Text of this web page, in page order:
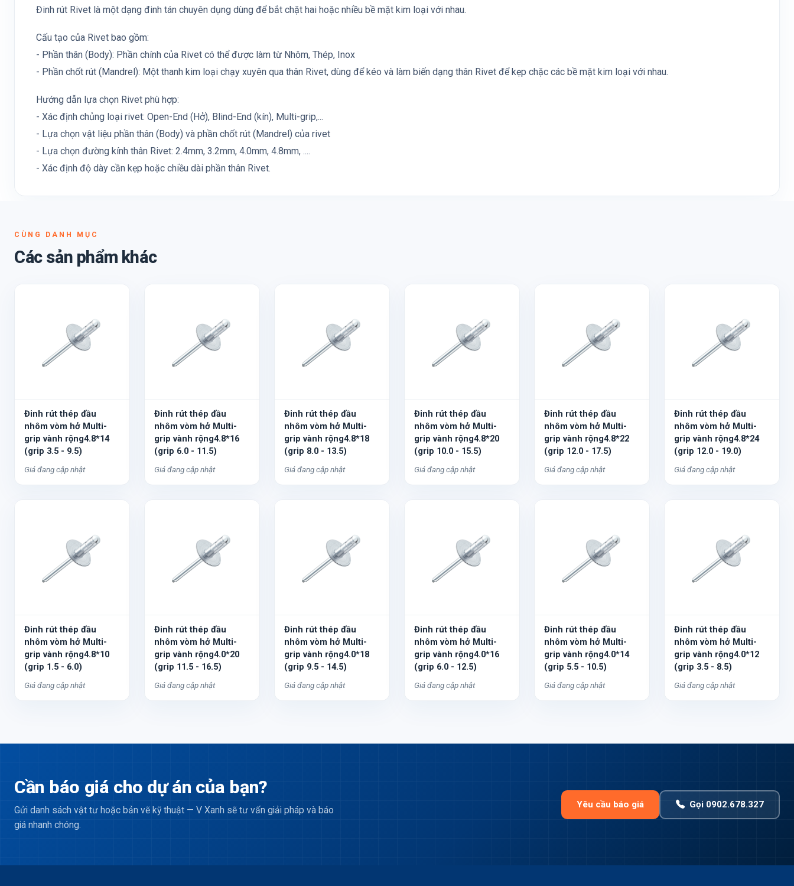
Đinh rút Rivet là một dạng đinh tán chuyên dụng dùng để bắt chặt hai hoặc nhiều bề mặt kim loại với nhau.
Cấu tạo của Rivet bao gồm:
- Phần thân (Body): Phần chính của Rivet có thể được làm từ Nhôm, Thép, Inox
- Phần chốt rút (Mandrel): Một thanh kim loại chạy xuyên qua thân Rivet, dùng để kéo và làm biến dạng thân Rivet để kẹp chặc các bề mặt kim loại với nhau.
Hướng dẫn lựa chọn Rivet phù hợp:
- Xác định chủng loại rivet: Open-End (Hở), Blind-End (kín), Multi-grip,...
- Lựa chọn vật liệu phần thân (Body) và phần chốt rút (Mandrel) của rivet
- Lựa chọn đường kính thân Rivet: 2.4mm, 3.2mm, 4.0mm, 4.8mm, ....
- Xác định độ dày cần kẹp hoặc chiều dài phần thân Rivet.
CÙNG DANH MỤC
Các sản phẩm khác
Đinh rút thép đầu
nhôm vòm hở Multi-
grip vành rộng4.8*14
(grip 3.5 - 9.5)
Giá đang cập nhật
Đinh rút thép đầu
nhôm vòm hở Multi-
grip vành rộng4.8*16
(grip 6.0 - 11.5)
Giá đang cập nhật
Đinh rút thép đầu
nhôm vòm hở Multi-
grip vành rộng4.8*18
(grip 8.0 - 13.5)
Giá đang cập nhật
Đinh rút thép đầu
nhôm vòm hở Multi-
grip vành rộng4.8*20
(grip 10.0 - 15.5)
Giá đang cập nhật
Đinh rút thép đầu
nhôm vòm hở Multi-
grip vành rộng4.8*22
(grip 12.0 - 17.5)
Giá đang cập nhật
Đinh rút thép đầu
nhôm vòm hở Multi-
grip vành rộng4.8*24
(grip 12.0 - 19.0)
Giá đang cập nhật
Đinh rút thép đầu
nhôm vòm hở Multi-
grip vành rộng4.8*10
(grip 1.5 - 6.0)
Giá đang cập nhật
Đinh rút thép đầu
nhôm vòm hở Multi-
grip vành rộng4.0*20
(grip 11.5 - 16.5)
Giá đang cập nhật
Đinh rút thép đầu
nhôm vòm hở Multi-
grip vành rộng4.0*18
(grip 9.5 - 14.5)
Giá đang cập nhật
Đinh rút thép đầu
nhôm vòm hở Multi-
grip vành rộng4.0*16
(grip 6.0 - 12.5)
Giá đang cập nhật
Đinh rút thép đầu
nhôm vòm hở Multi-
grip vành rộng4.0*14
(grip 5.5 - 10.5)
Giá đang cập nhật
Đinh rút thép đầu
nhôm vòm hở Multi-
grip vành rộng4.0*12
(grip 3.5 - 8.5)
Giá đang cập nhật
Cần báo giá cho dự án của bạn?
Gửi danh sách vật tư hoặc bản vẽ kỹ thuật — V Xanh sẽ tư vấn giải pháp và báo
giá nhanh chóng.
Yêu cầu báo giá Gọi 0902.678.327